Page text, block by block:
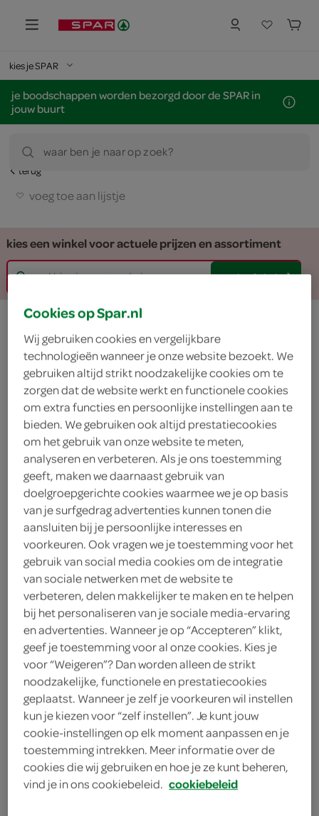
kies je SPAR
je boodschappen worden bezorgd door de SPAR in
jouw buurt
waar ben je naar op zoek?
terug
voeg toe aan lijstje
kies een winkel voor actuele prijzen en assortiment
zoek winkel
lava cookie karamel
zeezout
75 Gram
Let op: aanbiedingen zijn niet zichtbaar bij de
producten, maar worden wél automatisch
verwerkt in de winkelmand.
Cookies op Spar.nl
Wij gebruiken cookies en vergelijkbare
technologieën wanneer je onze website bezoekt. We
gebruiken altijd strikt noodzakelijke cookies om te
zorgen dat de website werkt en functionele cookies
om extra functies en persoonlijke instellingen aan te
bieden. We gebruiken ook altijd prestatiecookies
om het gebruik van onze website te meten,
analyseren en verbeteren. Als je ons toestemming
geeft, maken we daarnaast gebruik van
doelgroepgerichte cookies waarmee we je op basis
van je surfgedrag advertenties kunnen tonen die
aansluiten bij je persoonlijke interesses en
voorkeuren. Ook vragen we je toestemming voor het
gebruik van social media cookies om de integratie
van sociale netwerken met de website te
verbeteren, delen makkelijker te maken en te helpen
bij het personaliseren van je sociale media-ervaring
en advertenties. Wanneer je op “Accepteren” klikt,
geef je toestemming voor al onze cookies. Kies je
voor “Weigeren”? Dan worden alleen de strikt
noodzakelijke, functionele en prestatiecookies
geplaatst. Wanneer je zelf je voorkeuren wil instellen
kun je kiezen voor “zelf instellen”. Je kunt jouw
cookie-instellingen op elk moment aanpassen en je
toestemming intrekken. Meer informatie over de
cookies die wij gebruiken en hoe je ze kunt beheren,
vind je in ons cookiebeleid. cookiebeleid